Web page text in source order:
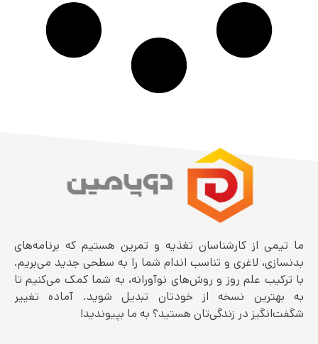
ما تیمی از کارشناسان تغذیه و تمرین هستیم که برنامه‌های
بدنسازی، لاغری و تناسب اندام شما را به سطحی جدید می‌بریم.
با ترکیب علم روز و روش‌های نوآورانه، به شما کمک می‌کنیم تا
به بهترین نسخه از خودتان تبدیل شوید. آماده تغییر
شگفت‌انگیز در زندگی‌تان هستید؟ به ما بپیوندید!